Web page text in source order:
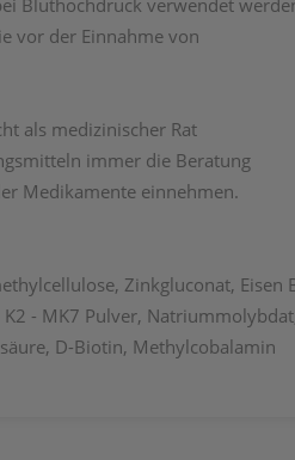
Bluthochdruck verwendet
vor der Einnahme von
als medizinischer Rat
immer die Beratung
Medikamente einnehmen.
Zinkgluconat, Eisen
- MK7 Pulver,
D-Biotin, Methylcobalamin